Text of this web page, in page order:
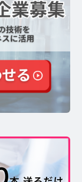
ンロード
資料ダウン